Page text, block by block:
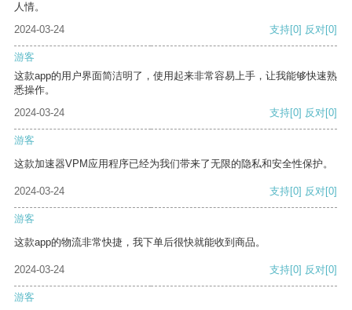
人情。
2024-03-24
支持[0] 反对[0]
游客
这款app的用户界面简洁明了，使用起来非常容易上手，让我能够快速熟
悉操作。
2024-03-24
支持[0] 反对[0]
游客
这款加速器VPM应用程序已经为我们带来了无限的隐私和安全性保护。
2024-03-24 支持[0] 反对[0]
游客
这款app的物流非常快捷，我下单后很快就能收到商品。
2024-03-24 支持[0] 反对[0]
游客